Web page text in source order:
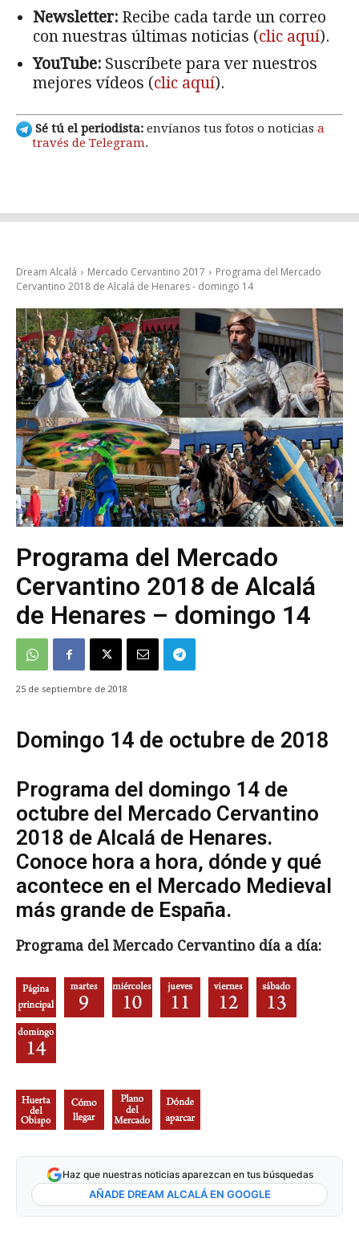
Newsletter: Recibe cada tarde un correo
con nuestras últimas noticias (clic aquí).
YouTube: Suscríbete para ver nuestros
mejores vídeos (clic aquí).
Sé tú el periodista: envíanos tus fotos o noticias a
través de Telegram.